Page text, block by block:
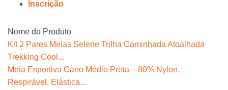
Inscrição
Nome do Produto
Kit 2 Pares Meias Selene Trilha Caminhada Atoalhada
Trekking Cool...
Meia Esportiva Cano Médio Preta – 80% Nylon,
Respirável, Elástica...